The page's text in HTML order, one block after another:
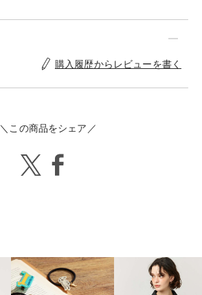
購入履歴からレビューを書く
＼この商品をシェア／